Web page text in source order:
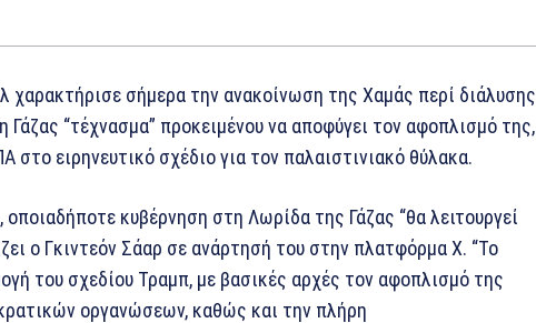
χαρακτήρισε σήμερα την ανακοίνωση της Χαμάς περί διάλυσης
“τέχνασμα” προκειμένου να αποφύγει τον αφοπλισμό της,
στο ειρηνευτικό σχέδιο για τον παλαιστινιακό θύλακα.
κυβέρνηση στη Λωρίδα της Γάζας “θα λειτουργεί
ο Γκιντεόν Σάαρ σε ανάρτησή του στην πλατφόρμα Χ. “Το
του σχεδίου Τραμπ, με βασικές αρχές τον αφοπλισμό της
οργανώσεων, καθώς και την πλήρη